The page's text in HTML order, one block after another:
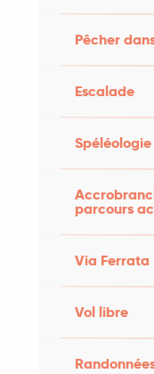
Pêcher
Escalade
Spéléologie
parcours
Via Ferrata
Vol libre
du
Gaulle, 46170
!